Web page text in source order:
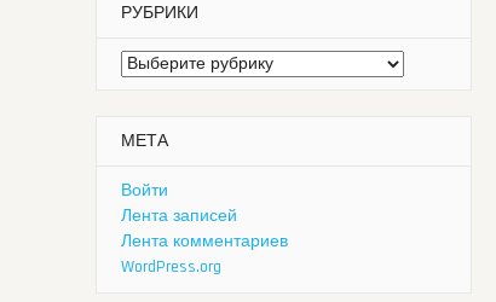
РУБРИКИ
Рубрики
МЕТА
Войти
Лента записей
Лента комментариев
WordPress.org